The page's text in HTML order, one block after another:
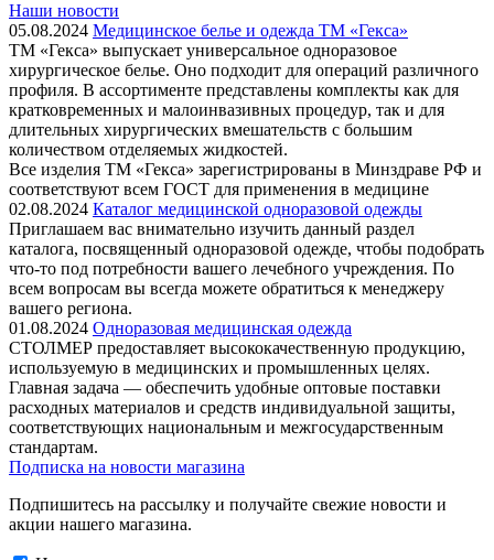
Наши новости
05.08.2024 Медицинское белье и одежда ТМ «Гекса»
ТМ «Гекса» выпускает универсальное одноразовое
хирургическое белье. Оно подходит для операций различного
профиля. В ассортименте представлены комплекты как для
кратковременных и малоинвазивных процедур, так и для
длительных хирургических вмешательств с большим
количеством отделяемых жидкостей.
Все изделия ТМ «Гекса» зарегистрированы в Минздраве РФ и
соответствуют всем ГОСТ для применения в медицине
02.08.2024 Каталог медицинской одноразовой одежды
Приглашаем вас внимательно изучить данный раздел
каталога, посвященный одноразовой одежде, чтобы подобрать
что-то под потребности вашего лечебного учреждения. По
всем вопросам вы всегда можете обратиться к менеджеру
вашего региона.
01.08.2024 Одноразовая медицинская одежда
СТОЛМЕР предоставляет высококачественную продукцию,
используемую в медицинских и промышленных целях.
Главная задача — обеспечить удобные оптовые поставки
расходных материалов и средств индивидуальной защиты,
соответствующих национальным и межгосударственным
стандартам.
Подписка на новости магазина
Подпишитесь на рассылку и получайте свежие новости и
акции нашего магазина.